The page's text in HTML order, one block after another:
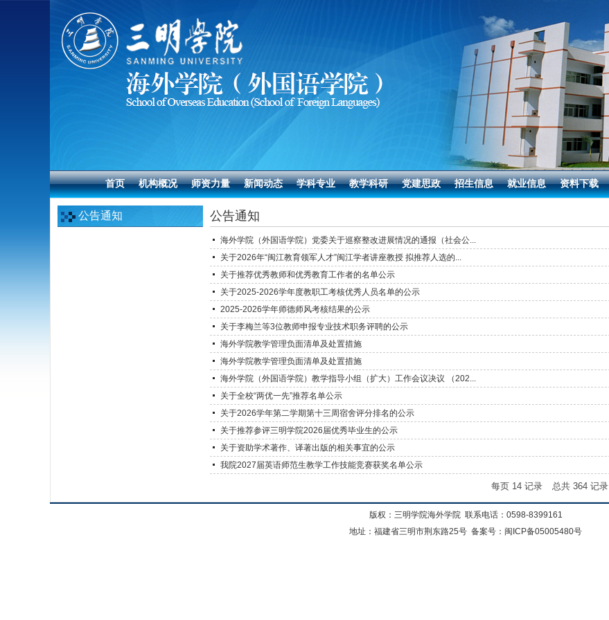
首页 机构概况 师资力量 新闻动态 学科专业 教学科研 党建思政 招生信息 就业信息 资料下载
公告通知 公告通知
海外学院（外国语学院）党委关于巡察整改进展情况的通报（社会公...
关于2026年“闽江教育领军人才”闽江学者讲座教授 拟推荐人选的...
关于推荐优秀教师和优秀教育工作者的名单公示
关于2025-2026学年度教职工考核优秀人员名单的公示
2025-2026学年师德师风考核结果的公示
关于李梅兰等3位教师申报专业技术职务评聘的公示
海外学院教学管理负面清单及处置措施
海外学院教学管理负面清单及处置措施
海外学院（外国语学院）教学指导小组（扩大）工作会议决议 （202...
关于全校“两优一先”推荐名单公示
关于2026学年第二学期第十三周宿舍评分排名的公示
关于推荐参评三明学院2026届优秀毕业生的公示
关于资助学术著作、译著出版的相关事宜的公示
我院2027届英语师范生教学工作技能竞赛获奖名单公示
每页 14 记录 总共 364 记录
版权：三明学院海外学院 联系电话：0598-8399161
地址：福建省三明市荆东路25号 备案号：闽ICP备05005480号